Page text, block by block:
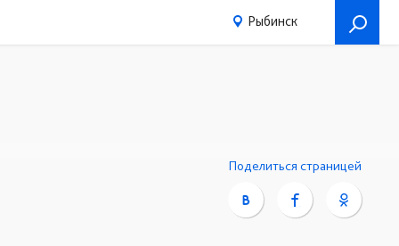
Рыбинск
Поделиться страницей